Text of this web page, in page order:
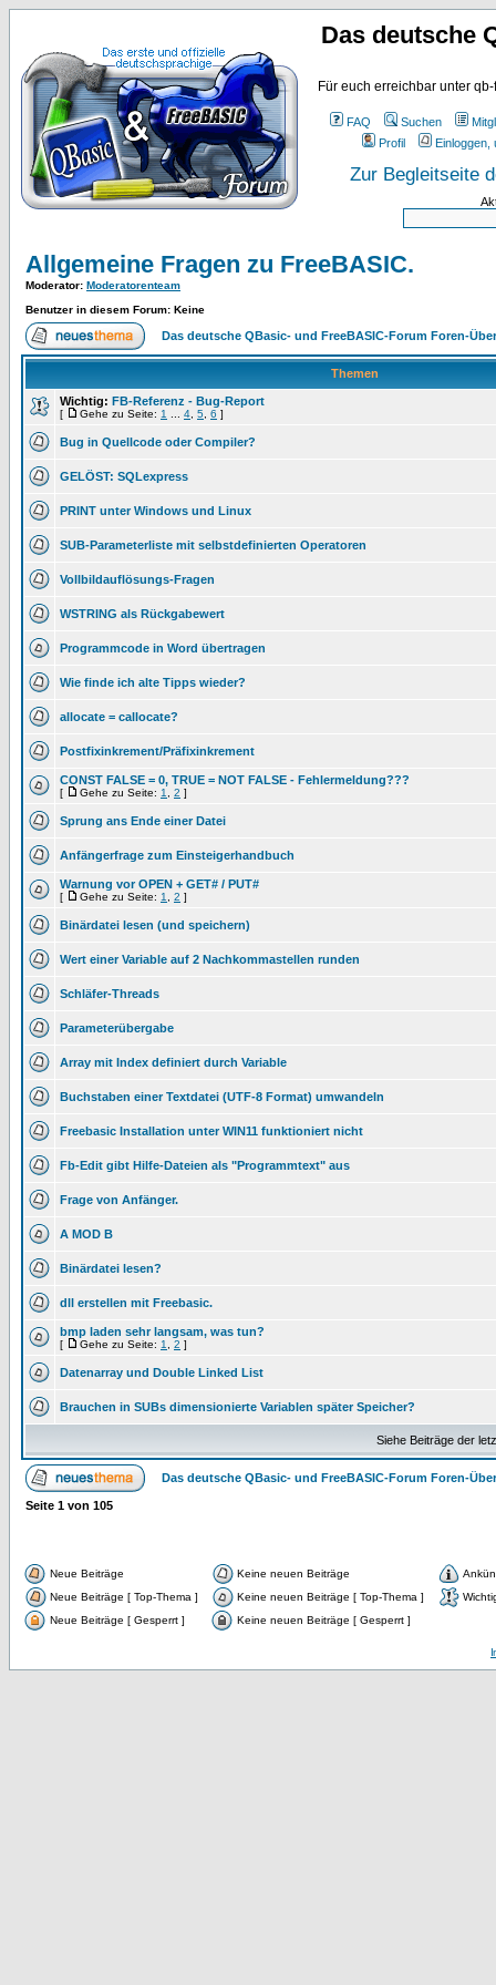
Das deutsche
Für euch erreichbar unter
FAQ Suchen
Profil
Einloggen,
Zur Begleitseite
Allgemeine Fragen zu FreeBASIC.
Moderator: Moderatorenteam
Benutzer in diesem Forum: Keine
Das deutsche QBasic- und FreeBASIC-Forum Foren-
Themen
Wichtig: FB-Referenz - Bug-Report
[ Gehe zu Seite: 1 4 5 6 ]
Bug in Quellcode oder Compiler?
GELÖST: SQLexpress
PRINT unter Windows und Linux
SUB-Parameterliste mit selbstdefinierten Operatoren
Vollbildauflösungs-Fragen
WSTRING als Rückgabewert
Programmcode in Word übertragen
Wie finde ich alte Tipps wieder?
allocate = callocate?
Postfixinkrement/Präfixinkrement
CONST FALSE = 0, TRUE = NOT FALSE - Fehlermeldung???
[ Gehe zu Seite: 1 2 ]
Sprung ans Ende einer Datei
Anfängerfrage zum Einsteigerhandbuch
Warnung vor OPEN + GET# / PUT#
[ Gehe zu Seite: 1 2 ]
Binärdatei lesen (und speichern)
Wert einer Variable auf 2 Nachkommastellen runden
Schläfer-Threads
Parameterübergabe
Array mit Index definiert durch Variable
Buchstaben einer Textdatei (UTF-8 Format) umwandeln
Freebasic Installation unter WIN11 funktioniert nicht
Fb-Edit gibt Hilfe-Dateien als "Programmtext" aus
Frage von Anfänger.
A MOD B
Binärdatei lesen?
dll erstellen mit Freebasic.
bmp laden sehr langsam, was tun?
[ Gehe zu Seite: 1 2 ]
Datenarray und Double Linked List
Brauchen in SUBs dimensionierte Variablen später Speicher?
Siehe Beiträge der
Das deutsche QBasic- und FreeBASIC-Forum Foren-
Seite 1 von 105
Neue Beiträge Keine neuen Beiträge
Neue Beiträge [ Top-Thema ]
Keine neuen Beiträge [ Top-Thema ]
Neue Beiträge [ Gesperrt ]
Keine neuen Beiträge [ Gesperrt ]